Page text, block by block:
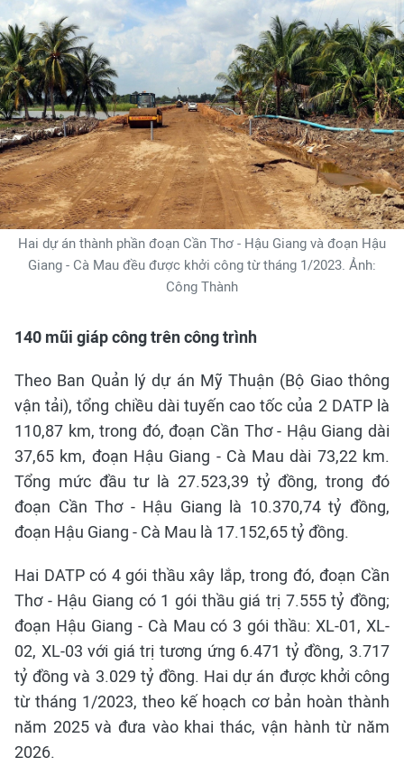
Hai dự án thành phần đoạn Cần Thơ - Hậu Giang và đoạn Hậu
Giang - Cà Mau đều được khởi công từ tháng 1/2023. Ảnh:
Công Thành
140 mũi giáp công trên công trình
Theo Ban Quản lý dự án Mỹ Thuận (Bộ Giao thông
vận tải), tổng chiều dài tuyến cao tốc của 2 DATP là
110,87 km, trong đó, đoạn Cần Thơ - Hậu Giang dài
37,65 km, đoạn Hậu Giang - Cà Mau dài 73,22 km.
Tổng mức đầu tư là 27.523,39 tỷ đồng, trong đó
đoạn Cần Thơ - Hậu Giang là 10.370,74 tỷ đồng,
đoạn Hậu Giang - Cà Mau là 17.152,65 tỷ đồng.
Hai DATP có 4 gói thầu xây lắp, trong đó, đoạn Cần
Thơ - Hậu Giang có 1 gói thầu giá trị 7.555 tỷ đồng;
đoạn Hậu Giang - Cà Mau có 3 gói thầu: XL-01, XL-
02, XL-03 với giá trị tương ứng 6.471 tỷ đồng, 3.717
tỷ đồng và 3.029 tỷ đồng. Hai dự án được khởi công
từ tháng 1/2023, theo kế hoạch cơ bản hoàn thành
năm 2025 và đưa vào khai thác, vận hành từ năm
2026.